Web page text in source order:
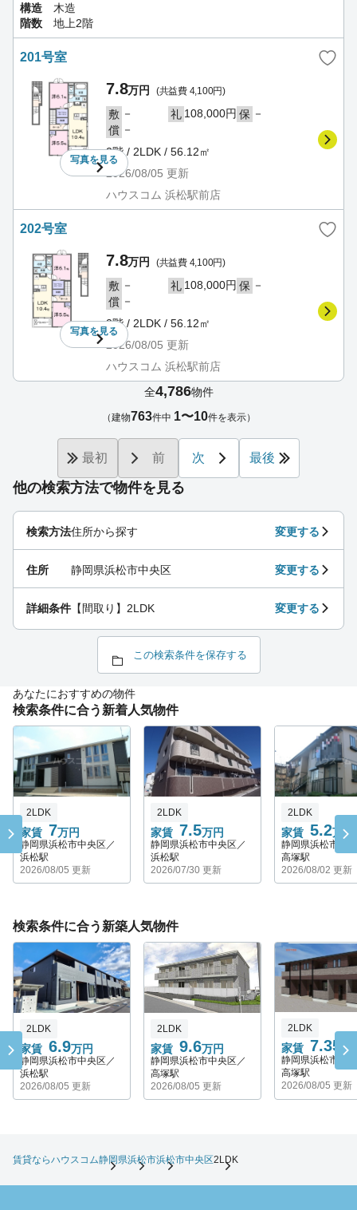
構造
木造
階数
地上2階
201号室
写真を見る
7.8万円 (共益費 4,100円)
敷 － 礼 108,000円 保 －
償 －
2階 / 2LDK / 56.12㎡
2026/08/05 更新
ハウスコム 浜松駅前店
202号室
写真を見る
7.8万円 (共益費 4,100円)
敷 － 礼 108,000円 保 －
償 －
2階 / 2LDK / 56.12㎡
2026/08/05 更新
ハウスコム 浜松駅前店
他の検索方法で物件を見る
検索方法住所から探す 変更する
住所 静岡県浜松市中央区 変更する
詳細条件 【間取り】2LDK 変更する
この検索条件を保存する
全4,786物件
（建物763件中 1〜10件を表示）
最初 前 次 最後
あなたにおすすめの物件
検索条件に合う新着人気物件
2LDK
家賃 7万円
静岡県浜松市中央区／
浜松駅
2026/08/05 更新
2LDK
家賃 7.5万円
静岡県浜松市中央区／
浜松駅
2026/07/30 更新
2LDK
家賃 5.2万円
静岡県浜松市中
高塚駅
2026/08/02 更新
検索条件に合う新築人気物件
2LDK
家賃 6.9万円
静岡県浜松市中央区／
浜松駅
2026/08/05 更新
2LDK
家賃 9.6万円
静岡県浜松市中央区／
高塚駅
2026/08/05 更新
2LDK
家賃 7.35 万
静岡県浜松市中
高塚駅
2026/08/05 更新
賃貸ならハウスコム静岡県浜松市浜松市中央区2LDK